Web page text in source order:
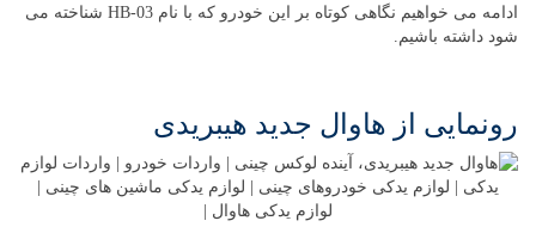
ادامه می خواهیم نگاهی کوتاه بر این خودرو که با نام HB-03 شناخته می
شود داشته باشیم.
رونمایی از هاوال جدید هیبریدی